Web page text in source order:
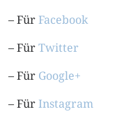
– FürFacebook
– FürTwitter
– Für Google+
– FürInstagram